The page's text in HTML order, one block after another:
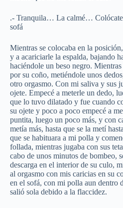
.- Tranquila… La calmé… Colócate
sofá
Mientras se colocaba en la
y a acariciarle la espalda, bajando
haciéndole un beso negro.
por su coño, metiéndole unos
otro orgasmo. Con mi saliva y sus
ojete. Empecé a meterle un dedo,
que lo tuvo dilatado y fue cuando
su ojete y poco a poco empecé a
puntita, luego un poco más, y con
metía más, hasta que se la metí
que se habituara a mi polla y
follada, mientras jugaba con sus
cabo de unos minutos de bombeo,
descarga en el interior de su culo,
al orgasmo con mis caricias en su
en el sofá, con mi polla aun dentro
salió sola debido a la flaccidez.